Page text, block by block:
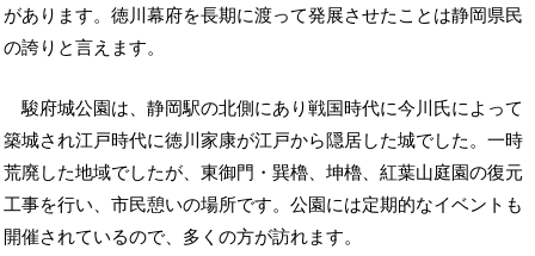
があります。徳川幕府を長期に渡って発展させたことは静岡県民
の誇りと言えます。
駿府城公園は、静岡駅の北側にあり戦国時代に今川氏によって
築城され江戸時代に徳川家康が江戸から隠居した城でした。一時
荒廃した地域でしたが、東御門・巽櫓、坤櫓、紅葉山庭園の復元
工事を行い、市民憩いの場所です。公園には定期的なイベントも
開催されているので、多くの方が訪れます。